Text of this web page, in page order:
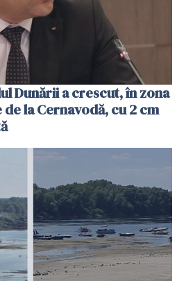
Dunării a crescut, în zona
la Cernavodă, cu 2 cm